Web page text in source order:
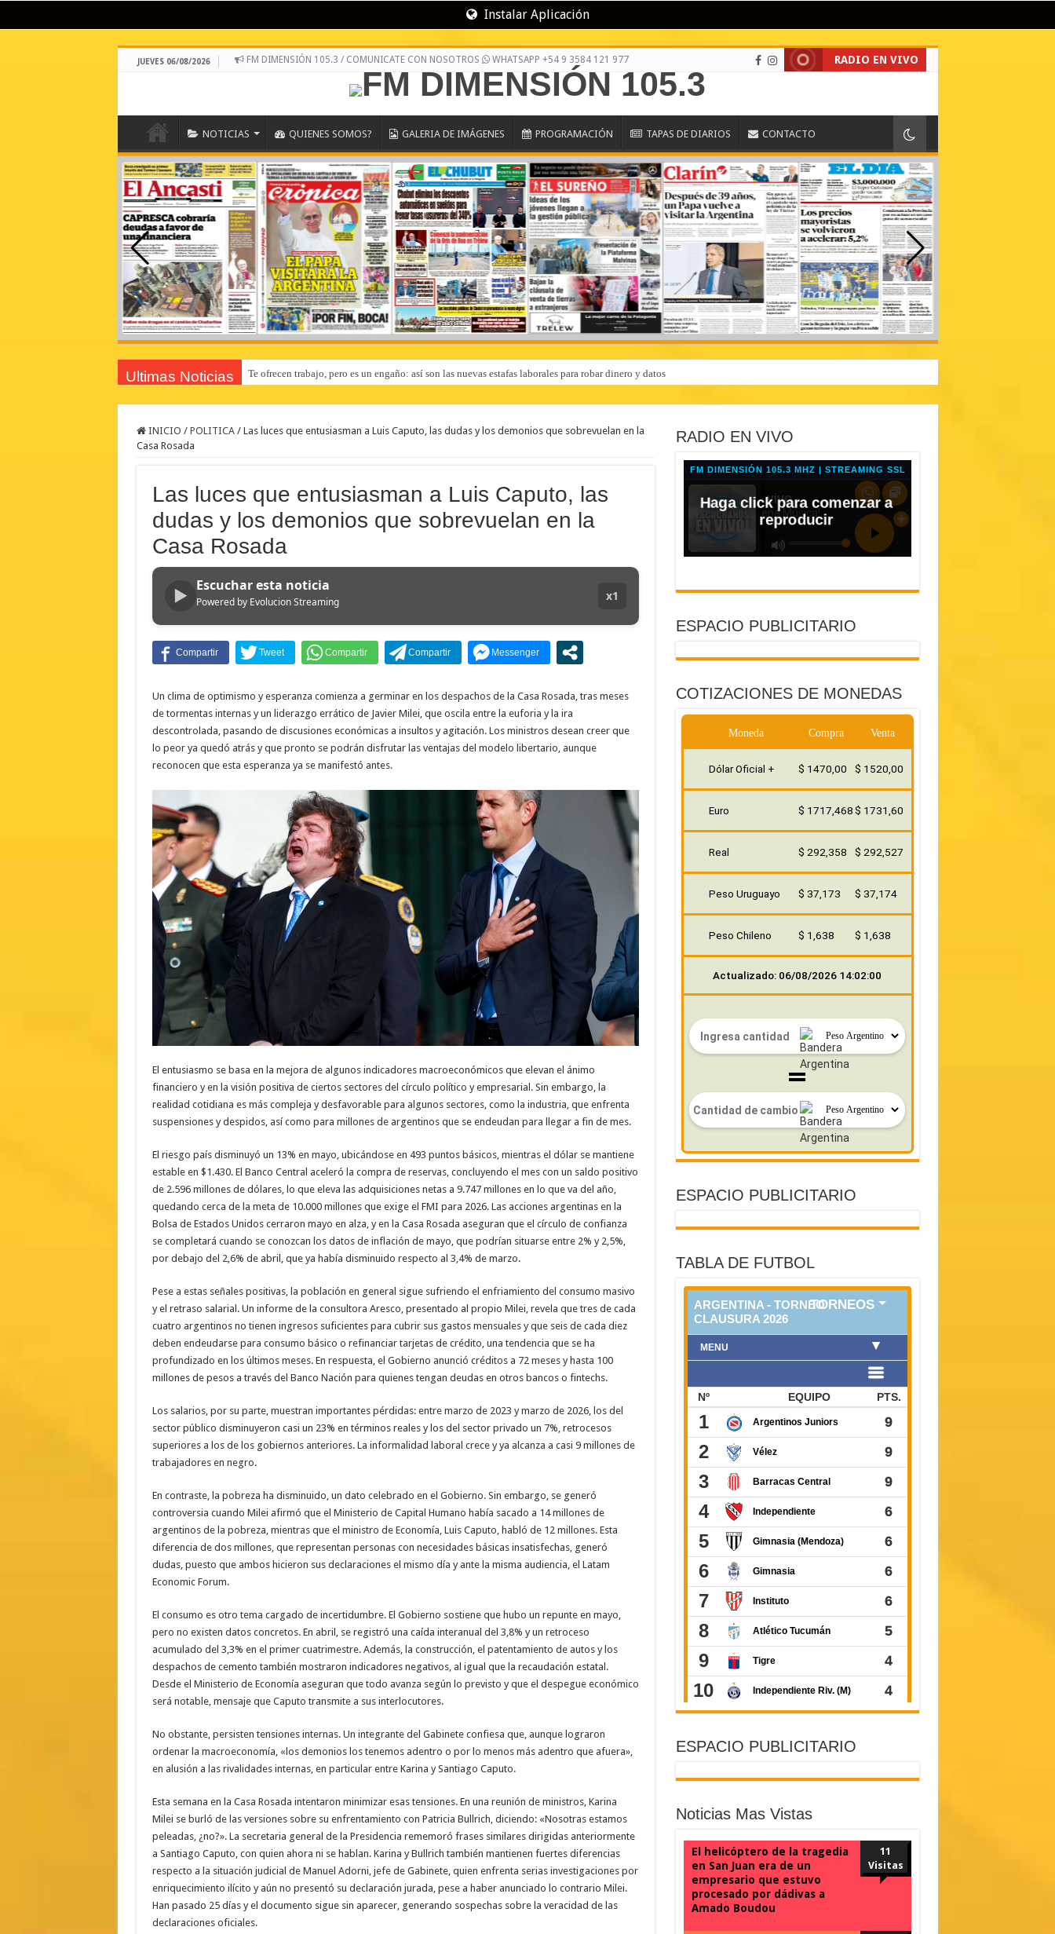
Instalar Aplicación
JUEVES 06/08/2026 FM DIMENSIÓN 105.3 / COMUNICATE CON NOSOTROS WHATSAPP +54 9 3584 121 977 RADIO EN VIVO
NOTICIAS QUIENES SOMOS? GALERIA DE IMÁGENES PROGRAMACIÓN TAPAS DE DIARIOS CONTACTO
Ultimas Noticias Te ofrecen trabajo, pero es un engaño: así son las nuevas estafas laborales para robar dinero y datos
Examen toxicológico confirma consumo de cocaína de Candela Arizaga
INICIO / POLITICA / Las luces que entusiasman a Luis Caputo, las dudas y los demonios que sobrevuelan en la
Casa Rosada
Las luces que entusiasman a Luis Caputo, las
dudas y los demonios que sobrevuelan en la
Casa Rosada
▶ Escuchar esta noticia
Powered by Evolucion Streaming x1
Un clima de optimismo y esperanza comienza a germinar en los despachos de la Casa Rosada, tras meses
de tormentas internas y un liderazgo errático de Javier Milei, que oscila entre la euforia y la ira
descontrolada, pasando de discusiones económicas a insultos y agitación. Los ministros desean creer que
lo peor ya quedó atrás y que pronto se podrán disfrutar las ventajas del modelo libertario, aunque
reconocen que esta esperanza ya se manifestó antes.
El entusiasmo se basa en la mejora de algunos indicadores macroeconómicos que elevan el ánimo
financiero y en la visión positiva de ciertos sectores del círculo político y empresarial. Sin embargo, la
realidad cotidiana es más compleja y desfavorable para algunos sectores, como la industria, que enfrenta
suspensiones y despidos, así como para millones de argentinos que se endeudan para llegar a fin de mes.
El riesgo país disminuyó un 13% en mayo, ubicándose en 493 puntos básicos, mientras el dólar se mantiene
estable en $1.430. El Banco Central aceleró la compra de reservas, concluyendo el mes con un saldo positivo
de 2.596 millones de dólares, lo que eleva las adquisiciones netas a 9.747 millones en lo que va del año,
quedando cerca de la meta de 10.000 millones que exige el FMI para 2026. Las acciones argentinas en la
Bolsa de Estados Unidos cerraron mayo en alza, y en la Casa Rosada aseguran que el círculo de confianza
se completará cuando se conozcan los datos de inflación de mayo, que podrían situarse entre 2% y 2,5%,
por debajo del 2,6% de abril, que ya había disminuido respecto al 3,4% de marzo.
Pese a estas señales positivas, la población en general sigue sufriendo el enfriamiento del consumo masivo
y el retraso salarial. Un informe de la consultora Aresco, presentado al propio Milei, revela que tres de cada
cuatro argentinos no tienen ingresos suficientes para cubrir sus gastos mensuales y que seis de cada diez
deben endeudarse para consumo básico o refinanciar tarjetas de crédito, una tendencia que se ha
profundizado en los últimos meses. En respuesta, el Gobierno anunció créditos a 72 meses y hasta 100
millones de pesos a través del Banco Nación para quienes tengan deudas en otros bancos o fintechs.
Los salarios, por su parte, muestran importantes pérdidas: entre marzo de 2023 y marzo de 2026, los del
sector público disminuyeron casi un 23% en términos reales y los del sector privado un 7%, retrocesos
superiores a los de los gobiernos anteriores. La informalidad laboral crece y ya alcanza a casi 9 millones de
trabajadores en negro.
En contraste, la pobreza ha disminuido, un dato celebrado en el Gobierno. Sin embargo, se generó
controversia cuando Milei afirmó que el Ministerio de Capital Humano había sacado a 14 millones de
argentinos de la pobreza, mientras que el ministro de Economía, Luis Caputo, habló de 12 millones. Esta
diferencia de dos millones, que representan personas con necesidades básicas insatisfechas, generó
dudas, puesto que ambos hicieron sus declaraciones el mismo día y ante la misma audiencia, el Latam
Economic Forum.
El consumo es otro tema cargado de incertidumbre. El Gobierno sostiene que hubo un repunte en mayo,
pero no existen datos concretos. En abril, se registró una caída interanual del 3,8% y un retroceso
acumulado del 3,3% en el primer cuatrimestre. Además, la construcción, el patentamiento de autos y los
despachos de cemento también mostraron indicadores negativos, al igual que la recaudación estatal.
Desde el Ministerio de Economía aseguran que todo avanza según lo previsto y que el despegue económico
será notable, mensaje que Caputo transmite a sus interlocutores.
No obstante, persisten tensiones internas. Un integrante del Gabinete confiesa que, aunque lograron
ordenar la macroeconomía, «los demonios los tenemos adentro o por lo menos más adentro que afuera»,
en alusión a las rivalidades internas, en particular entre Karina y Santiago Caputo.
Esta semana en la Casa Rosada intentaron minimizar esas tensiones. En una reunión de ministros, Karina
Milei se burló de las versiones sobre su enfrentamiento con Patricia Bullrich, diciendo: «Nosotras estamos
peleadas, ¿no?». La secretaria general de la Presidencia rememoró frases similares dirigidas anteriormente
a Santiago Caputo, con quien ahora ni se hablan. Karina y Bullrich también mantienen fuertes diferencias
respecto a la situación judicial de Manuel Adorni, jefe de Gabinete, quien enfrenta serias investigaciones por
enriquecimiento ilícito y aún no presentó su declaración jurada, pese a haber anunciado lo contrario Milei.
Han pasado 25 días y el documento sigue sin aparecer, generando sospechas sobre la veracidad de las
declaraciones oficiales.
RADIO EN VIVO
ESPACIO PUBLICITARIO
COTIZACIONES DE MONEDAS
Moneda Compra Venta
Dólar Oficial + $ 1470,00 $ 1520,00
Euro $ 1717,468$ 1731,60
Real $ 292,358 $ 292,527
Peso Uruguayo $ 37,173 $ 37,174
Peso Chileno $ 1,638 $ 1,638
Actualizado: 06/08/2026 14:02:00
ESPACIO PUBLICITARIO
TABLA DE FUTBOL
ESPACIO PUBLICITARIO
Noticias Mas Vistas
El helicóptero de la tragedia
en San Juan era de un
empresario que estuvo
procesado por dádivas a
Amado Boudou
11
Visitas